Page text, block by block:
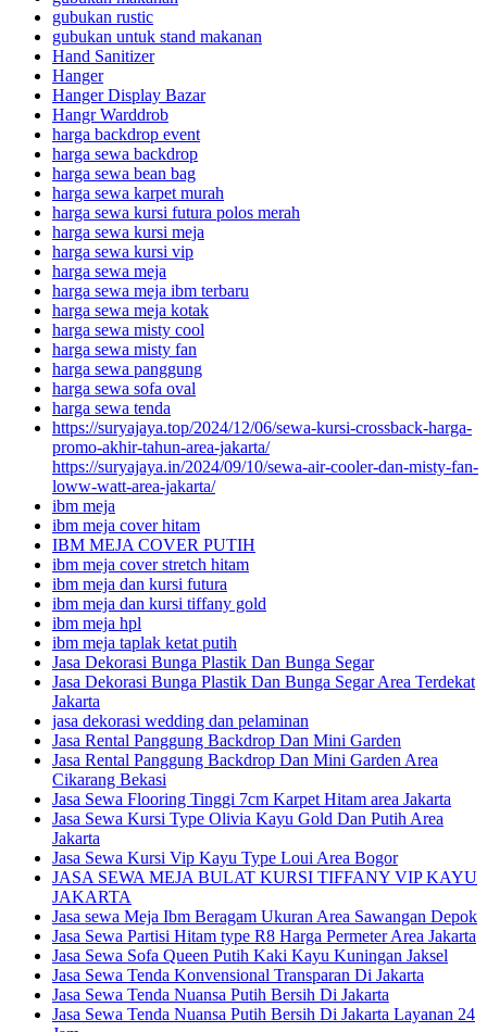
gubukan rustic
gubukan untuk stand makanan
Hand Sanitizer
Hanger
Hanger Display Bazar
Hangr Warddrob
harga backdrop event
harga sewa backdrop
harga sewa bean bag
harga sewa karpet murah
harga sewa kursi futura polos merah
harga sewa kursi meja
harga sewa kursi vip
harga sewa meja
harga sewa meja ibm terbaru
harga sewa meja kotak
harga sewa misty cool
harga sewa misty fan
harga sewa panggung
harga sewa sofa oval
harga sewa tenda
https://suryajaya.top/2024/12/06/sewa-kursi-crossback-harga-
promo-akhir-tahun-area-jakarta/
https://suryajaya.in/2024/09/10/sewa-air-cooler-dan-misty-fan-
loww-watt-area-jakarta/
ibm meja
ibm meja cover hitam
IBM MEJA COVER PUTIH
ibm meja cover stretch hitam
ibm meja dan kursi futura
ibm meja dan kursi tiffany gold
ibm meja hpl
ibm meja taplak ketat putih
Jasa Dekorasi Bunga Plastik Dan Bunga Segar
Jasa Dekorasi Bunga Plastik Dan Bunga Segar Area Terdekat
Jakarta
jasa dekorasi wedding dan pelaminan
Jasa Rental Panggung Backdrop Dan Mini Garden
Jasa Rental Panggung Backdrop Dan Mini Garden Area
Cikarang Bekasi
Jasa Sewa Flooring Tinggi 7cm Karpet Hitam area Jakarta
Jasa Sewa Kursi Type Olivia Kayu Gold Dan Putih Area
Jakarta
Jasa Sewa Kursi Vip Kayu Type Loui Area Bogor
JASA SEWA MEJA BULAT KURSI TIFFANY VIP KAYU
JAKARTA
Jasa sewa Meja Ibm Beragam Ukuran Area Sawangan Depok
Jasa Sewa Partisi Hitam type R8 Harga Permeter Area Jakarta
Jasa Sewa Sofa Queen Putih Kaki Kayu Kuningan Jaksel
Jasa Sewa Tenda Konvensional Transparan Di Jakarta
Jasa Sewa Tenda Nuansa Putih Bersih Di Jakarta
Jasa Sewa Tenda Nuansa Putih Bersih Di Jakarta Layanan 24